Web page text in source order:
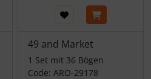
49 and Market
1 Set mit 36 Bögen
Code: ARO-29178